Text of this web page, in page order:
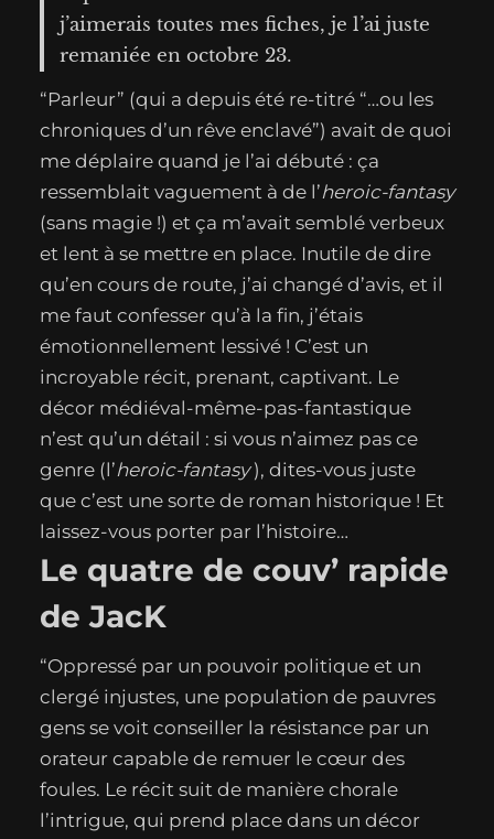
j’aimerais toutes mes fiches, je l’ai juste
remaniée en octobre 23.
“Parleur” (qui a depuis été re-titré “…ou les
chroniques d’un rêve enclavé”) avait de quoi
me déplaire quand je l’ai débuté : ça
ressemblait vaguement à de l’heroic-fantasy
(sans magie !) et ça m’avait semblé verbeux
et lent à se mettre en place. Inutile de dire
qu’en cours de route, j’ai changé d’avis, et il
me faut confesser qu’à la fin, j’étais
émotionnellement lessivé ! C’est un
incroyable récit, prenant, captivant. Le
décor médiéval-même-pas-fantastique
n’est qu’un détail : si vous n’aimez pas ce
genre (l’heroic-fantasy), dites-vous juste
que c’est une sorte de roman historique ! Et
laissez-vous porter par l’histoire…
Le quatre de couv’ rapide
de JacK
“Oppressé par un pouvoir politique et un
clergé injustes, une population de pauvres
gens se voit conseiller la résistance par un
orateur capable de remuer le cœur des
foules. Le récit suit de manière chorale
l’intrigue, qui prend place dans un décor